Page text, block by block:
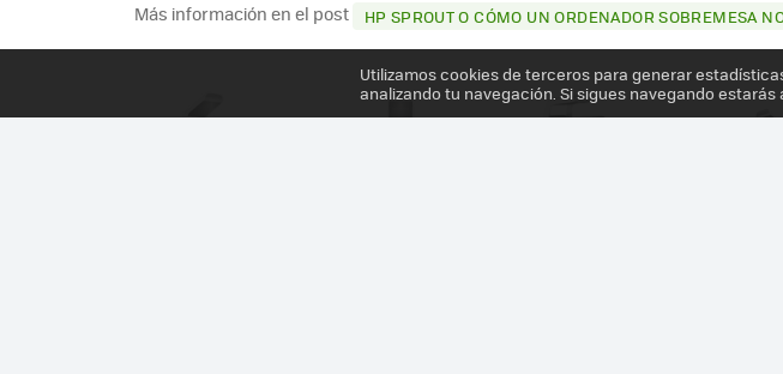
Más información en el post HP SPROUT O CÓMO UN ORDENADOR SOBREMESA
Utilizamos cookies de terceros para generar
analizando tu navegación. Si sigues navegando estarás